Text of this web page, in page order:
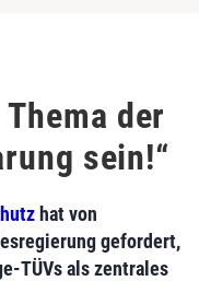
der
sein!“
hat von
gefordert,
TÜVs als zentrales